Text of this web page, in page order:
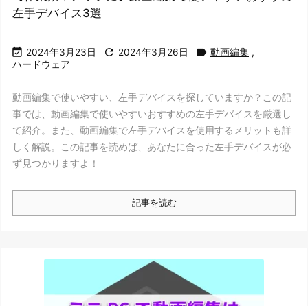
左手デバイス3選
 2024年3月23日  2024年3月26日  動画編集 ,
ハードウェア
動画編集で使いやすい、左手デバイスを探していますか？この記
事では、動画編集で使いやすいおすすめの左手デバイスを厳選し
て紹介。また、動画編集で左手デバイスを使用するメリットも詳
しく解説。この記事を読めば、あなたに合った左手デバイスが必
ず見つかりますよ！
記事を読む